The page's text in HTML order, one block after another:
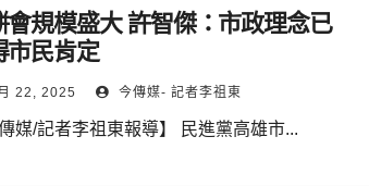
會規模盛大 許智傑：市政理念已
市民肯定
22, 2025 今傳媒- 記者李祖東
傳媒/記者李祖東報導】 民進黨高雄市...